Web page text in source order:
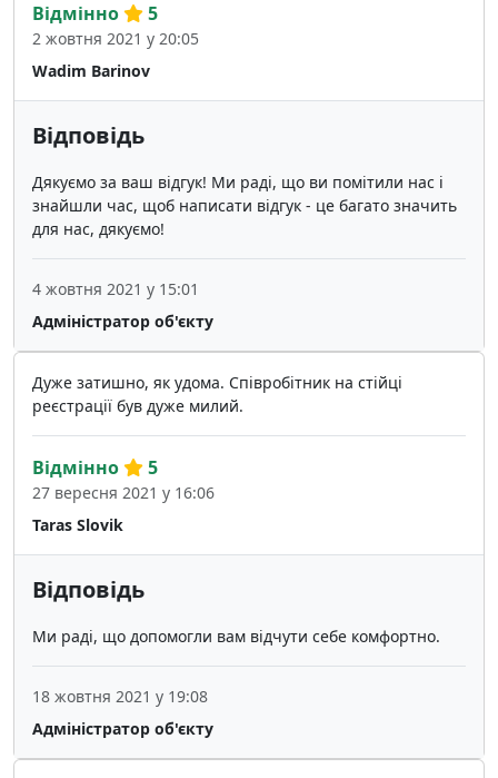
Wadim Barinov
Відмінно 5
2 жовтня 2021 у 20:05
Відповідь
Дякуємо за ваш відгук! Ми раді, що ви помітили нас і
знайшли час, щоб написати відгук - це багато значить
для нас, дякуємо!
Адміністратор об'єкту
4 жовтня 2021 у 15:01
Дуже затишно, як удома. Співробітник на стійці
реєстрації був дуже милий.
Taras Slovik
Відмінно 5
27 вересня 2021 у 16:06
Відповідь
Ми раді, що допомогли вам відчути себе комфортно.
Адміністратор об'єкту
18 жовтня 2021 у 19:08